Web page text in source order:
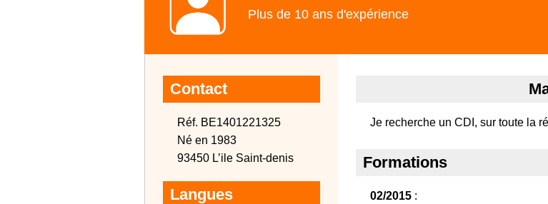
Plus de 10 ans d'expérience
Contact
Réf. BE1401221325
Né en 1983
93450 L’ile Saint-denis
Langues
Je recherche un CDI, sur toute la
Formations
02/2015 :